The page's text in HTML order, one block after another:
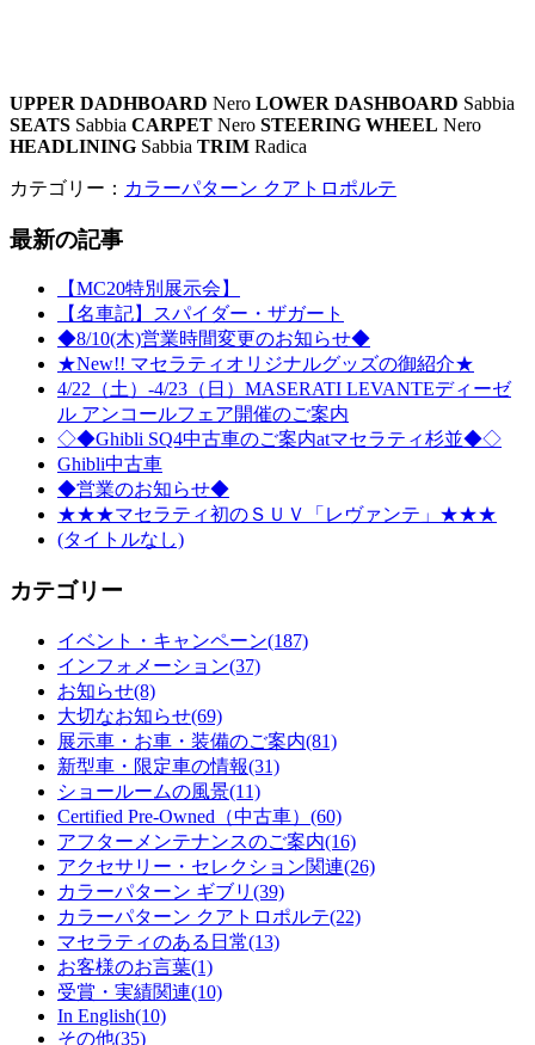
UPPER DADHBOARD Nero LOWER DASHBOARD Sabbia
SEATS Sabbia CARPET Nero STEERING WHEEL Nero
HEADLINING Sabbia TRIM Radica
カテゴリー： カラーパターン クアトロポルテ
最新の記事
【MC20特別展示会】
【名車記】スパイダー・ザガート
◆8/10(木)営業時間変更のお知らせ◆
★New!! マセラティオリジナルグッズの御紹介★
4/22（土）-4/23（日）MASERATI LEVANTEディーゼ
ル アンコールフェア開催のご案内
◇◆Ghibli SQ4中古車のご案内atマセラティ杉並◆◇
Ghibli中古車
◆営業のお知らせ◆
★★★マセラティ初のＳＵＶ「レヴァンテ」★★★
(タイトルなし)
カテゴリー
イベント・キャンペーン(187)
インフォメーション(37)
お知らせ(8)
大切なお知らせ(69)
展示車・お車・装備のご案内(81)
新型車・限定車の情報(31)
ショールームの風景(11)
Certified Pre-Owned（中古車） (60)
アフターメンテナンスのご案内(16)
アクセサリー・セレクション関連(26)
カラーパターン ギブリ (39)
カラーパターン クアトロポルテ(22)
マセラティのある日常(13)
お客様のお言葉(1)
受賞・実績関連(10)
In English(10)
その他(35)